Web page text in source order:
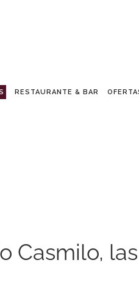
RESTAURANTE & BAR
Casmilo,